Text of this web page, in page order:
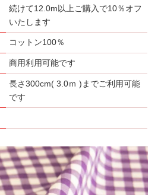
続けて12.0m以上ご購入で10％オフ
いたします
コットン100％
商用利用可能です
長さ300cm( 3.0ｍ )までご利用可能
です